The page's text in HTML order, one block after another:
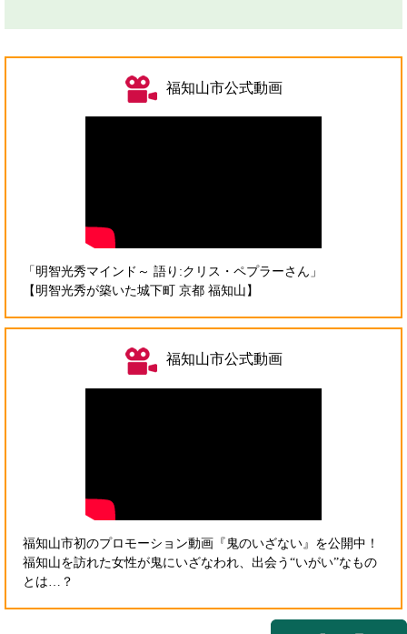
福知山市公式動画
「明智光秀マインド～ 語り:クリス・ペプラーさん」
【明智光秀が築いた城下町 京都 福知山】
福知山市公式動画
福知山市初のプロモーション動画『鬼のいざない』を公開中！
福知山を訪れた女性が鬼にいざなわれ、出会う“いがい”なもの
とは…？